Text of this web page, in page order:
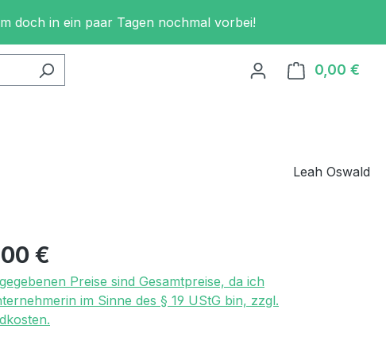
doch in ein paar Tagen nochmal vorbei!
0,00 €
Leah Oswald
Preis:
€
Preise sind Gesamtpreise, da ich
im Sinne des § 19 UStG bin, zzgl.